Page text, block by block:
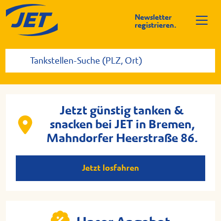
Newsletter
registrieren.
Jetzt günstig tanken &
snacken bei JET in Bremen,
Mahndorfer Heerstraße 86.
Jetzt losfahren